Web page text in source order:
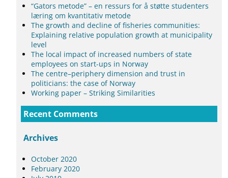
“Gators metode” – en ressurs for å støtte studenters
læring om kvantitativ metode
The growth and decline of fisheries communities:
Explaining relative population growth at municipality
level
The local impact of increased numbers of state
employees on start-ups in Norway
The centre–periphery dimension and trust in
politicians: the case of Norway
Working paper – Striking Similarities
Recent Comments
Archives
October 2020
February 2020